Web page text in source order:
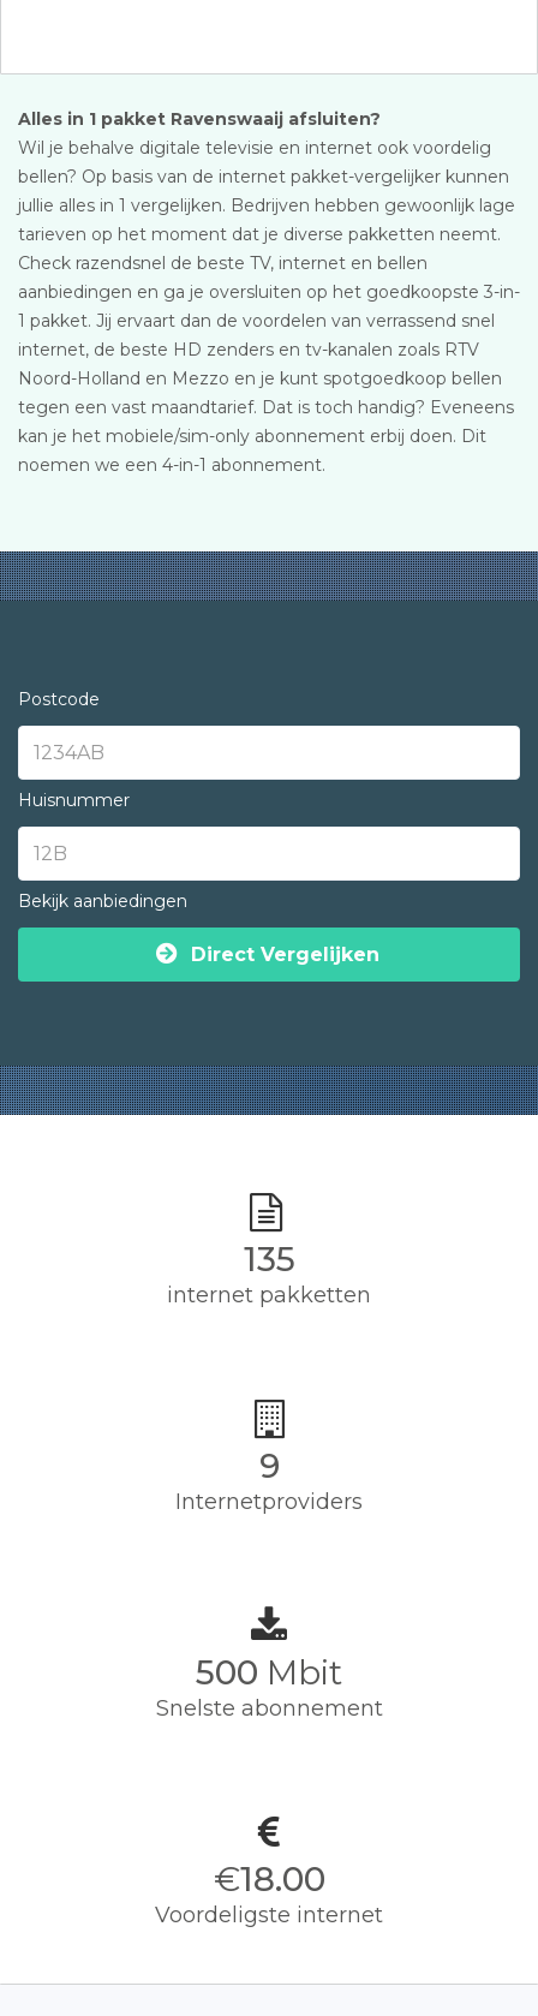
Alles in 1 pakket Ravenswaaij afsluiten?
Wil je behalve digitale televisie en internet ook voordelig
bellen? Op basis van de internet pakket-vergelijker kunnen
jullie alles in 1 vergelijken. Bedrijven hebben gewoonlijk lage
tarieven op het moment dat je diverse pakketten neemt.
Check razendsnel de beste TV, internet en bellen
aanbiedingen en ga je oversluiten op het goedkoopste 3-in-
1 pakket. Jij ervaart dan de voordelen van verrassend snel
internet, de beste HD zenders en tv-kanalen zoals RTV
Noord-Holland en Mezzo en je kunt spotgoedkoop bellen
tegen een vast maandtarief. Dat is toch handig? Eveneens
kan je het mobiele/sim-only abonnement erbij doen. Dit
noemen we een 4-in-1 abonnement.
Postcode
Huisnummer
Bekijk aanbiedingen
Direct Vergelijken
135
internet pakketten
9
Internetproviders
500 Mbit
Snelste abonnement
€18.00
Voordeligste internet